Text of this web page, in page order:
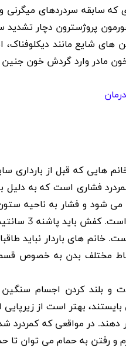
که سابقه سردردهای
پروژسترون دچار تشدید
شایع مانند دیکلوفناک،
مادر وارد گردش خون
هایی که قبل از بارداری
فشاری است که به
شود و فشار به ناحیه
است. کفش باید پاشنه 3
خانم های باردار نباید
مختلف بدن به خصوص
و بلند کردن اجسام
بهتر است از زیرپایی
دهند. در مواقعی که
و رفتن به حمام می توان